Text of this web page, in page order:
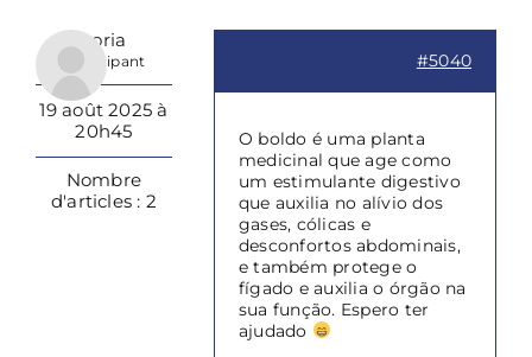
Vitoria
Participant
19 août 2025 à
20h45
Nombre
d'articles : 2
#5040
O boldo é uma planta
medicinal que age como
um estimulante digestivo
que auxilia no alívio dos
gases, cólicas e
desconfortos abdominais,
e também protege o
fígado e auxilia o órgão na
sua função. Espero ter
ajudado